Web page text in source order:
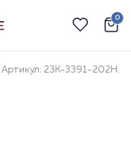
0
Артикул: 23К-3391-202Н.